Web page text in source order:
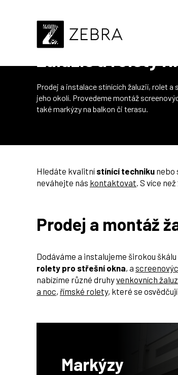
ÚvodHradec Králové
Prodej a instalace stínících žaluzií, rolet
jeho okolí. Provedeme montáž
také markýzy na balkon či terasu.
Hledáte kvalitní stínící techniku nebo
neváhejte nás kontaktovat. S více
Prodej a montáž
Dodáváme a instalujeme širokou
rolety pro střešní okna, a
nabízíme různé druhyvenkovních
a noc, římské rolety, které se
Markýzy